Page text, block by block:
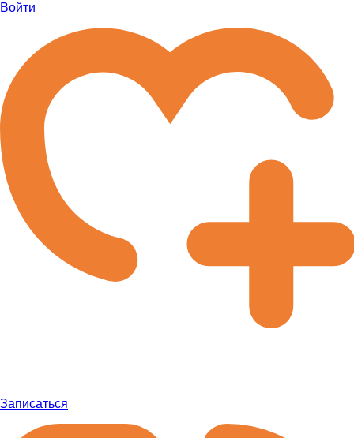
Войти
Записаться